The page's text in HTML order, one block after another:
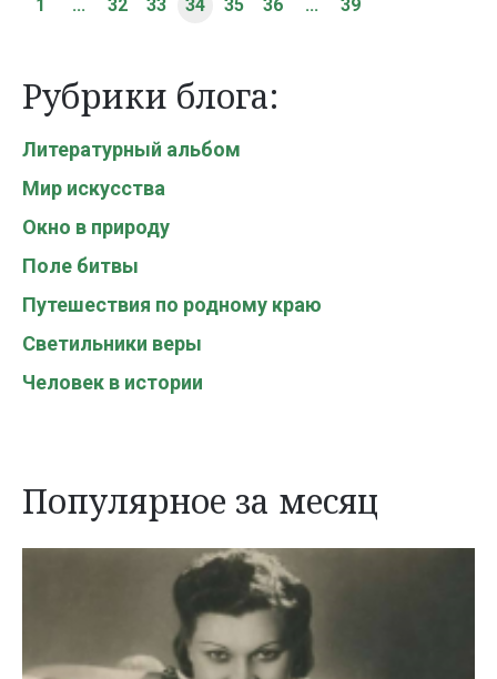
1 ... 32 33 34 35 36 ... 39
Рубрики блога:
Литературный альбом
Мир искусства
Окно в природу
Поле битвы
Путешествия по родному краю
Светильники веры
Человек в истории
Популярное за месяц